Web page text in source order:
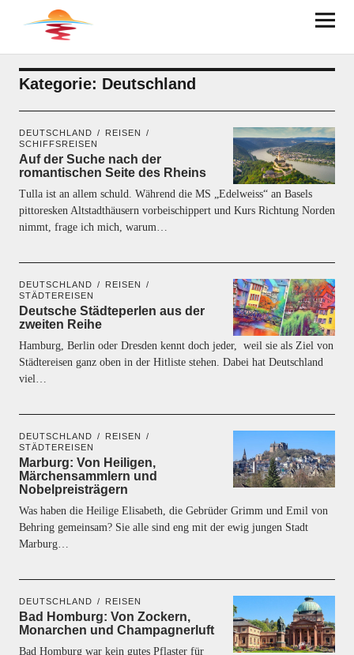
BRUDER AUF ACHSE
Kategorie: Deutschland
DEUTSCHLAND
REISEN
SCHIFFSREISEN
Auf der Suche nach der
romantischen Seite des Rheins
Tulla ist an allem schuld. Während die MS „Edelweiss“ an Basels
pittoresken Altstadthäusern vorbeischippert und Kurs Richtung Norden
nimmt, frage ich mich, warum…
DEUTSCHLAND
REISEN
STÄDTEREISEN
Deutsche Städteperlen aus der
zweiten Reihe
Hamburg, Berlin oder Dresden kennt doch jeder, weil sie als Ziel von
Städtereisen ganz oben in der Hitliste stehen. Dabei hat Deutschland
viel…
DEUTSCHLAND
REISEN
STÄDTEREISEN
Marburg: Von Heiligen,
Märchensammlern und
Nobelpreisträgern
Was haben die Heilige Elisabeth, die Gebrüder Grimm und Emil von
Behring gemeinsam? Sie alle sind eng mit der ewig jungen Stadt
Marburg…
DEUTSCHLAND REISEN
Bad Homburg: Von Zockern,
Monarchen und Champagnerluft
Bad Homburg war kein gutes Pflaster für